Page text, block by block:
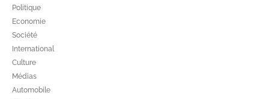
Politique
Economie
Société
International
Culture
Médias
Automobile